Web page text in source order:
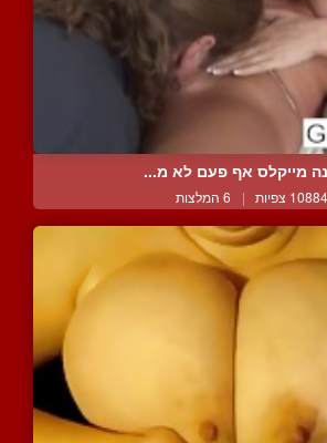
מייקלס אף פעם לא מ...
10884 צפיות | 6 המלצות